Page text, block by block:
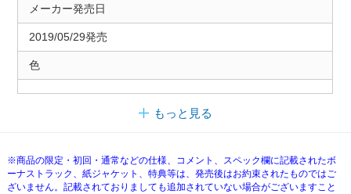
メーカー発売日
2019/05/29発売
色
もっと見る
※商品の限定・初回・通常などの仕様、コメント、スペック欄に記載されたボ
ーナストラック、紙ジャケット、特典等は、発売後はお約束されたものではご
ざいません。記載されておりましても追加されていない場合がございますこと